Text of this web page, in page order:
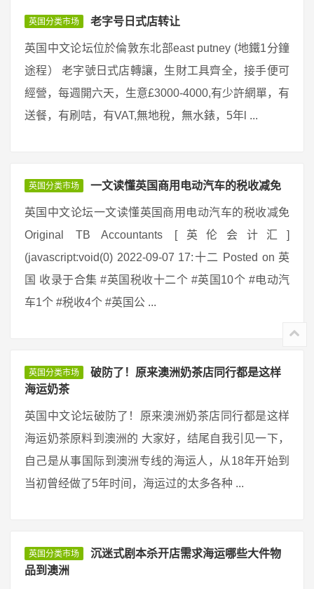
英国分类市场 老字号日式店转让
英国中文论坛位於倫敦东北部east putney (地鐵1分鐘
途程） 老字號日式店轉讓，生財工具齊全，接手便可
經營，每週開六天，生意£3000-4000,有少許網單，有
送餐，有刷咭，有VAT,無地稅，無水錶，5年l ...
英国分类市场 一文读懂英国商用电动汽车的税收减免
英国中文论坛一文读懂英国商用电动汽车的税收减免
Original TB Accountants [英伦会计汇]
(javascript:void(0) 2022-09-07 17:十二 Posted on 英
国 收录于合集 #英国税收十二个 #英国10个 #电动汽
车1个 #税收4个 #英国公 ...
英国分类市场
破防了！原来澳洲奶茶店同行都是这样
海运奶茶
英国中文论坛破防了！原来澳洲奶茶店同行都是这样
海运奶茶原料到澳洲的 大家好，结尾自我引见一下，
自己是从事国际到澳洲专线的海运人，从18年开始到
当初曾经做了5年时间，海运过的太多各种 ...
英国分类市场
沉迷式剧本杀开店需求海运哪些大件物
品到澳洲